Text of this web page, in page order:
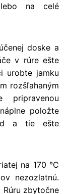
na celé
doske a
v rúre ešte
urobte jamku
rozšľahaným
položte
a tie ešte
na 170 °C
nezozlatnú.
Rúru zbytočne